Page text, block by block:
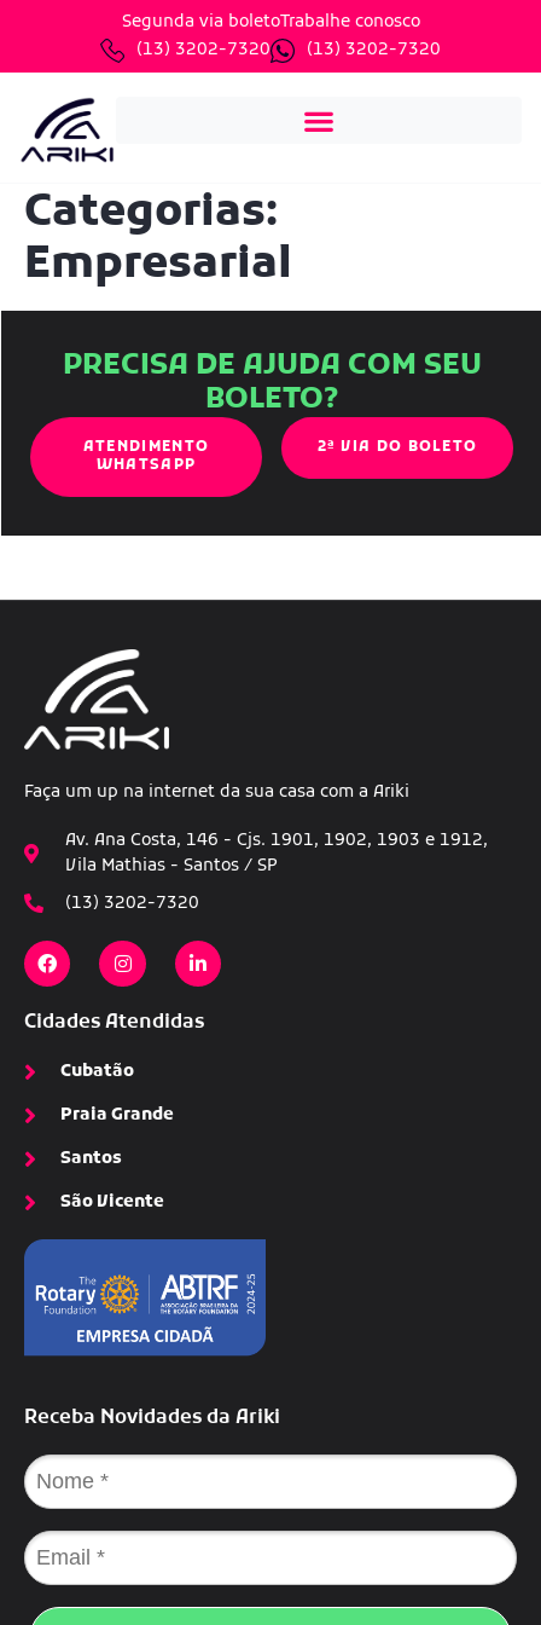
Segunda via boletoTrabalhe conosco
(13) 3202-7320
(13) 3202-7320
Categorias:
Empresarial
PRECISA DE AJUDA COM SEU
BOLETO?
ATENDIMENTO
WHATSAPP
2ª VIA DO BOLETO
Faça um up na internet da sua casa com a Ariki
Av. Ana Costa, 146 - Cjs. 1901, 1902, 1903 e 1912,
Vila Mathias - Santos / SP
(13) 3202-7320
Cidades Atendidas
Cubatão
Praia Grande
Santos
São Vicente
Receba Novidades da Ariki